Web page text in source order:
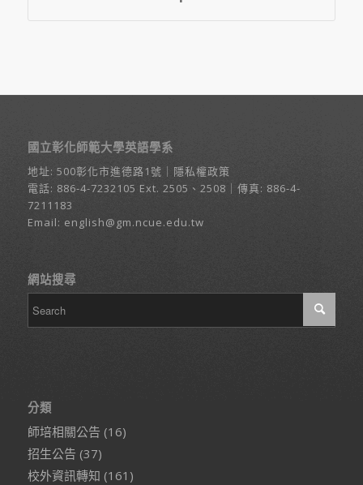
國立彰化師範大學英語學系
地址: 500彰化市進德路1號 ｜ 隱私權政策
電話: 886-4-7232105 Ext. 2505、2508｜傳真: 886-4-
7211183
Email: english@gm.ncue.edu.tw
網站搜尋
分類
師培相關公告 (16)
招生公告 (37)
校外資訊轉知 (161)